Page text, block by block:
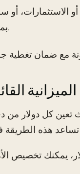
الاستثمارات، أو
بمجموع 700 دولار.
تعين كل دولار